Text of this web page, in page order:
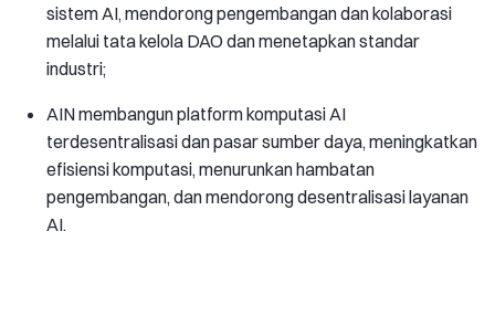
sistem AI, mendorong pengembangan dan kolaborasi
melalui tata kelola DAO dan menetapkan standar
industri;
AIN membangun platform komputasi AI
terdesentralisasi dan pasar sumber daya, meningkatkan
efisiensi komputasi, menurunkan hambatan
pengembangan, dan mendorong desentralisasi layanan
AI.